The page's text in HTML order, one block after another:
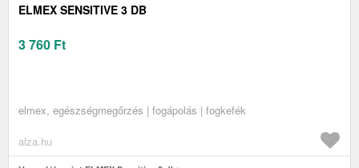
ELMEX SENSITIVE 3 DB
3 760 Ft
elmex, egészségmegőrzés | fogápolás | fogkefék
alza.hu